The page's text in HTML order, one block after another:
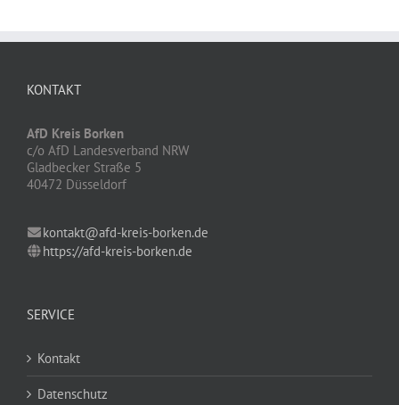
KONTAKT
AfD Kreis Borken
c/o AfD Landesverband NRW
Gladbecker Straße 5
40472 Düsseldorf
kontakt@afd-kreis-borken.de
https://afd-kreis-borken.de
SERVICE
Kontakt
Datenschutz